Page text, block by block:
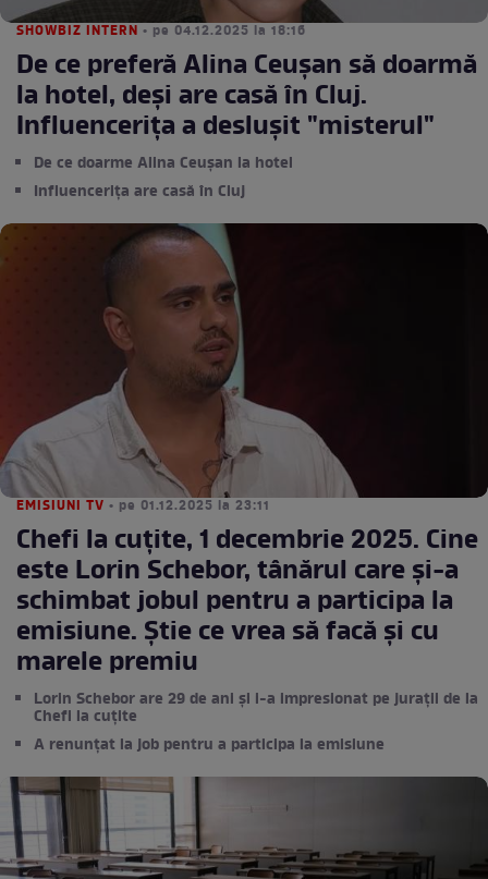
SHOWBIZ INTERN • pe 04.12.2025 la 18:16
De ce preferă Alina Ceușan să doarmă
la hotel, deși are casă în Cluj.
Influencerița a deslușit "misterul"
De ce doarme Alina Ceușan la hotel
Influencerița are casă în Cluj
EMISIUNI TV • pe 01.12.2025 la 23:11
Chefi la cuțite, 1 decembrie 2025. Cine
este Lorin Schebor, tânărul care și-a
schimbat jobul pentru a participa la
emisiune. Știe ce vrea să facă și cu
marele premiu
Lorin Schebor are 29 de ani și i-a impresionat pe jurații de la
Chefi la cuțite
A renunțat la job pentru a participa la emisiune